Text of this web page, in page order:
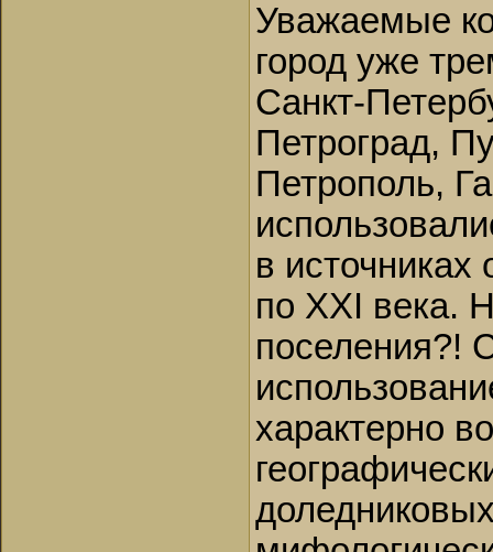
Уважаемые
город уже
Санкт-
Петроград,
Петрополь,
в источниках
по XXI века.
поселения?!
характерно